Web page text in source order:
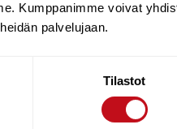
Kumppanimme voivat
palvelujaan.
Tilastot
purjelautalijalle. GO
on täysin
perusteita, ja kun tuulee